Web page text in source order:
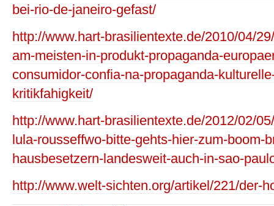
bei-rio-de-janeiro-gefast/
http://www.hart-brasilientexte.de/2010/04/
am-meisten-in-produkt-propaganda-
consumidor-confia-na-propaganda-
kritikfahigkeit/
http://www.hart-brasilientexte.de/2012/02/
lula-rousseffwo-bitte-gehts-hier-zum-boom-
hausbesetzern-landesweit-auch-in-sao-
http://www.welt-sichten.org/artikel/221/der-